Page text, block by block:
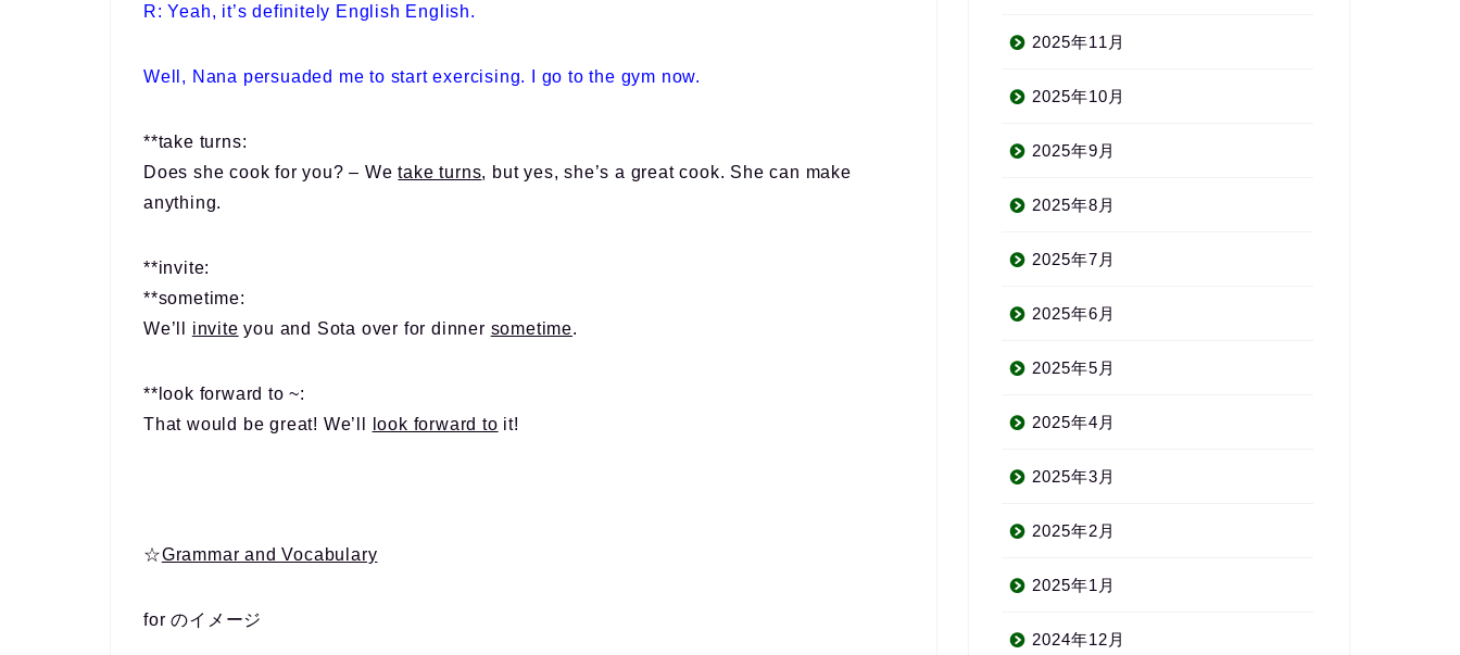
R: Yeah, it’s definitely English English.
Well, Nana persuaded me to start exercising. I go to the gym now.
**take turns:
Does she cook for you? – Wetake turns, but yes, she’s a great cook. She can make
anything.
**invite:
**sometime:
We’ll invite you and Sota over for dinner sometime.
**look forward to ~:
That would be great! We’ll
look forward to it!
☆Grammar and Vocabulary
for のイメージ
2025年11月
2025年10月
2025年9月
2025年8月
2025年7月
2025年6月
2025年5月
2025年4月
2025年3月
2025年2月
2025年1月
2024年12月